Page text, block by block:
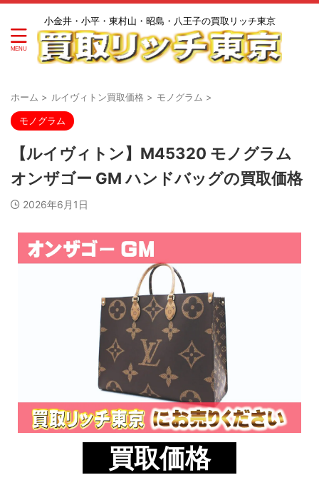
小金井・小平・東村山・昭島・八王子の買取リッチ東京
ホーム > ルイヴィトン買取価格 > モノグラム >
モノグラム
【ルイヴィトン】M45320 モノグラム
オンザゴー GM ハンドバッグの買取価格
2026年6月1日
買取価格